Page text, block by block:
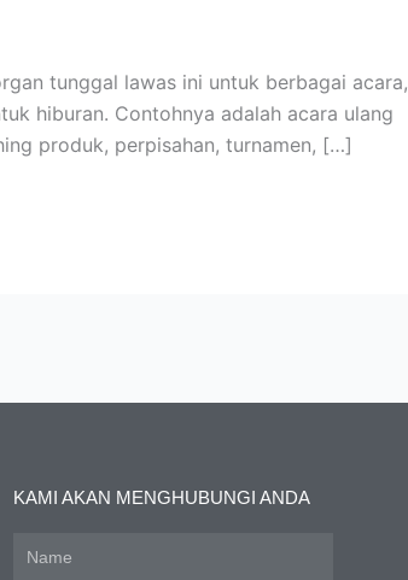
tunggal lawas ini untuk berbagai acara,
hiburan. Contohnya adalah acara ulang
produk, perpisahan, turnamen, […]
KAMI AKAN MENGHUBUNGI ANDA
Name